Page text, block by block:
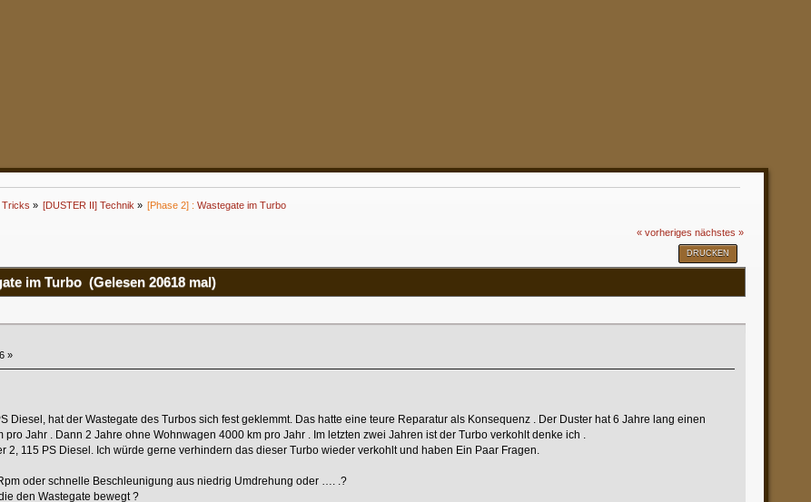
Tricks » [DUSTER II] Technik» [Phase 2] : Wastegate im Turbo
« vorheriges nächstes »
DRUCKEN
im Turbo (Gelesen 20618 mal)
»
Diesel, hat der Wastegate des Turbos sich fest geklemmt. Das hatte eine teure Reparatur als Konsequenz . Der Duster hat 6 Jahre lang einen
Jahr . Dann 2 Jahre ohne Wohnwagen 4000 km pro Jahr . Im letzten zwei Jahren ist der Turbo verkohlt denke ich .
2, 115 PS Diesel. Ich würde gerne verhindern das dieser Turbo wieder verkohlt und haben Ein Paar Fragen.
oder schnelle Beschleunigung aus niedrig Umdrehung oder …. .?
den Wastegate bewegt ?